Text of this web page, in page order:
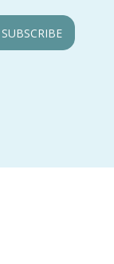
SUBSCRIBE